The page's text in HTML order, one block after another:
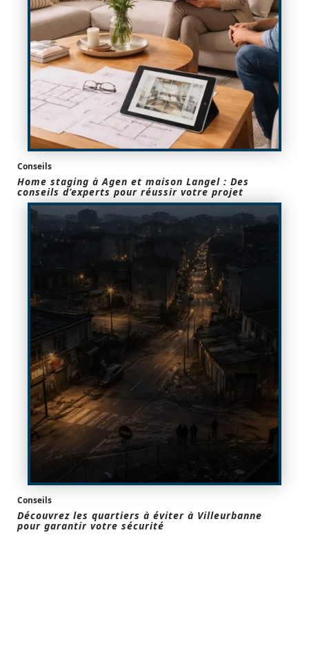
Conseils
Home staging à Agen et maison Langel : Des
conseils d’experts pour réussir votre projet
Conseils
Découvrez les quartiers à éviter à Villeurbanne
pour garantir votre sécurité